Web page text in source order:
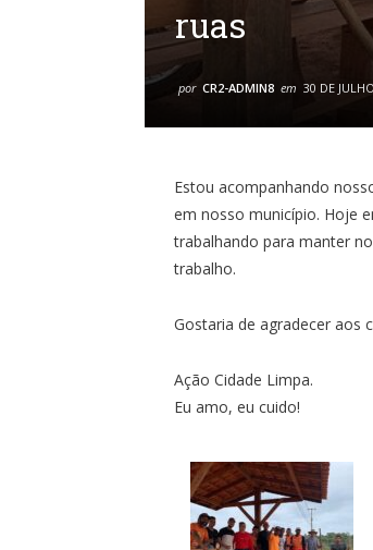
ruas
por CR2-ADMIN8 em 30 DE
Estou acompanhando
em nosso município. Hoje
trabalhando para manter
trabalho.
Gostaria de agradecer aos
Ação Cidade Limpa.
Eu amo, eu cuido!